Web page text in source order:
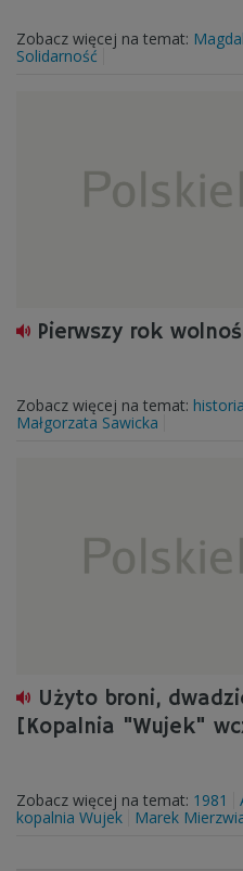
Zobacz więcej na temat:
Solidarność
Pierwszy rok
Zobacz więcej na temat:
Małgorzata Sawicka
Użyto broni,
[Kopalnia "Wujek"
Zobacz więcej na temat: 1981
kopalnia Wujek
Marek